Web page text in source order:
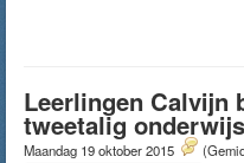
Leerlingen Calvijn
tweetalig onderwijs
Maandag 19 oktober 2015